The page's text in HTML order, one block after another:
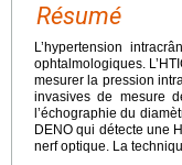
Résumé
L’hypertension
ophtalmologiques.
mesurer la pression
invasives de mesure
l’échographie du
DENO qui détecte une
nerf optique. La